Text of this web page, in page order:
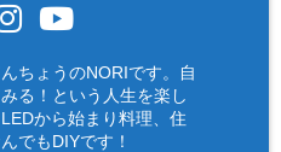
ちょうのNORIです。自
る！という人生を楽し
から始まり料理、住
でもDIYです！